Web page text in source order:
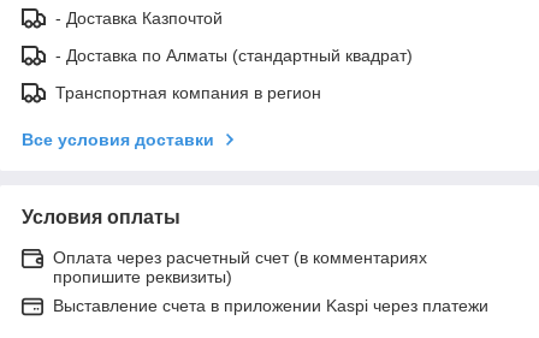
- Доставка Казпочтой
- Доставка по Алматы (стандартный квадрат)
Транспортная компания в регион
Все условия доставки
Условия оплаты
Оплата через расчетный счет (в комментариях
пропишите реквизиты)
Выставление счета в приложении Kaspi через платежи